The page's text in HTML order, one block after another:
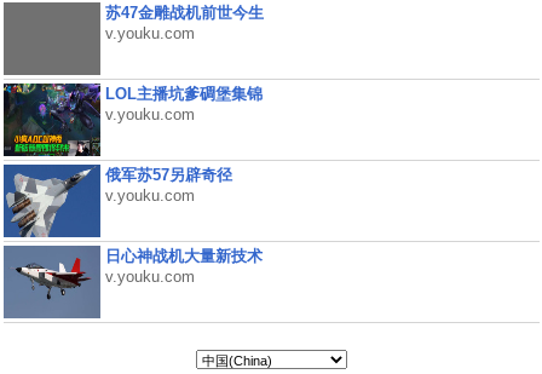
苏47金雕战机前世今生
v.youku.com
LOL主播坑爹碉堡集锦
v.youku.com
俄军苏57另辟奇径
v.youku.com
日心神战机大量新技术
v.youku.com